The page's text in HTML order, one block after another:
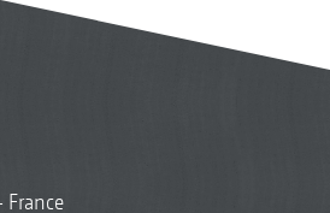
France